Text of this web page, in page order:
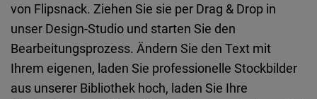
von Flipsnack. Ziehen Sie sie per Drag & Drop in
unser Design-Studio und starten Sie den
Bearbeitungsprozess. Ändern Sie den Text mit
Ihrem eigenen, laden Sie professionelle Stockbilder
aus unserer Bibliothek hoch, laden Sie Ihre